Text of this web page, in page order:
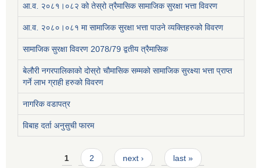
आ.व. २०८१।०८२ को तेस्रो त्रैमासिक सामाजिक सुरक्षा भत्ता विवरण
आ.व. २०८०।०८१ मा सामाजिक सुरक्षा भत्ता पाउने व्यक्तिहरुको विवरण
सामाजिक सुरक्षा विवरण 2078/79 द्वतीय त्रैमासिक
बेलौरी नगरपालिकाको दोस्रो चौमासिक सम्मको सामाजिक सुरक्ष्या भत्ता प्राप्त
गर्ने लाभ ग्राही हरुको विवरण
नागरिक वडापत्र
विबाह दर्ता अनुसुची फारम
Pages1 2 next › last »